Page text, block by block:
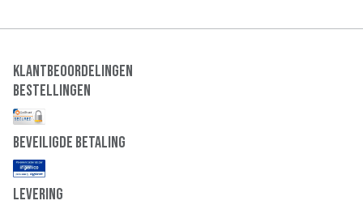
Klantbeoordelingen
Bestellingen
Beveiligde Betaling
Levering